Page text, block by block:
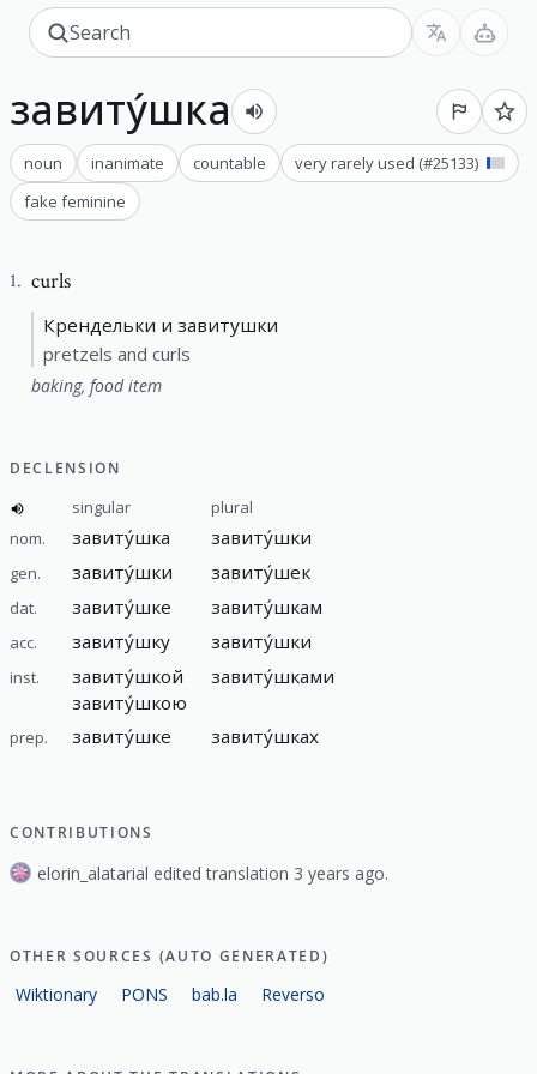
завиту́шка
noun inanimate countable very rarely used (#25133)
fake feminine
1. curls
Крендельки и завитушки
pretzels and curls
baking, food item
DECLENSION
singular
plural
nom.
завиту́шка завиту́шки
gen. завиту́шки завиту́шек
dat. завиту́шке завиту́шкам
acc. завиту́шку завиту́шки
inst.
завиту́шкой
завиту́шкою
завиту́шками
prep. завиту́шке завиту́шках
CONTRIBUTIONS
elorin_alatarial edited translation 3 years ago.
OTHER SOURCES (AUTO GENERATED)
Wiktionary PONS bab.la Reverso